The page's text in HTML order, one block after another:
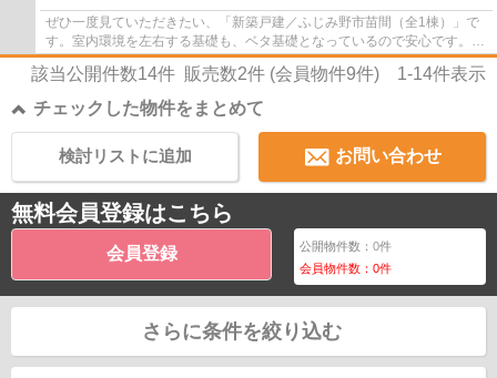
ぜひ一度見ていただきたい、「新築戸建／ふじみ野市苗間（全1棟）」で
す。室内環境を左右する基礎も、ベタ基礎となっているので安心です。こ
ちらは清潔感のある新築戸建て物件です。築...
該当公開件数14件 販売数2件 (会員物件9件) 1-14件表示
チェックした物件をまとめて
お問い合わせ
検討リストに追加
無料会員登録はこちら
会員登録 公開物件数：0件
会員物件数：0件
さらに条件を絞り込む